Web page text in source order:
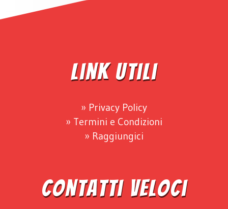
Link Utili
Privacy Policy
Termini e Condizioni
Raggiungici
Contatti Veloci